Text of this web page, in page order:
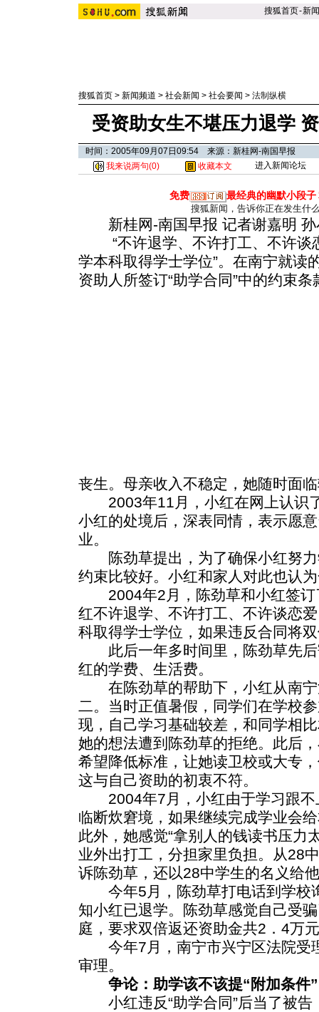
搜狐首页-新闻
搜狐首页 > 新闻频道 > 社会新闻 > 社会要闻 > 法制纵横
受资助女生不堪压力退学
时间：2005年09月07日09:54 来源：新桂网-南国早报
我来说两句(0) 收藏本文 进入新闻论坛
免费 最经典的幽默小段子
搜狐新闻，告诉你正在发生什
新桂网-南国早报 记者谢嘉明 孙
“不许退学、不许打工、不许谈
学本科取得学士学位”。在南宁就读
资助人所签订“助学合同”中的约束
丧生。母亲收入不稳定，她随时面
2003年11月，小红在网上认识
小红的处境后，深表同情，表示愿
业。
陈劲草提出，为了确保小红努力
约束比较好。小红和家人对此也认
2004年2月，陈劲草和小红签订
红不许退学、不许打工、不许谈恋
科取得学士学位，如果违反合同将
此后一年多时间里，陈劲草先后
红的学费、生活费。
在陈劲草的帮助下，小红从南宁
二。当时正值暑假，同学们在学校
现，自己学习基础较差，和同学相
她的想法遭到陈劲草的拒绝。此后
希望降低标准，让她读卫校或大专
这与自己资助的初衷不符。
2004年7月，小红由于学习跟不
临断炊窘境，如果继续完成学业会
此外，她感觉“拿别人的钱读书压力
业外出打工，分担家里负担。从28
诉陈劲草，还以28中学生的名义给
今年5月，陈劲草打电话到学校
知小红已退学。陈劲草感觉自己受
庭，要求双倍返还资助金共2．4万
今年7月，南宁市兴宁区法院受
审理。
争论：助学该不该提“附加条件”
小红违反“助学合同”后当了被告